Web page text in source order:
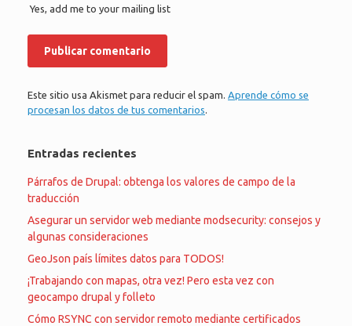
Yes, add me to your mailing list
Este sitio usa Akismet para reducir el spam. Aprende cómo se
procesan los datos de tus comentarios
Entradas recientes
Párrafos de Drupal: obtenga los valores de campo de la
traducción
Asegurar un servidor web mediante modsecurity: consejos y
algunas consideraciones
GeoJson país límites datos para TODOS!
¡Trabajando con mapas, otra vez! Pero esta vez con
geocampo drupal y folleto
Cómo RSYNC con servidor remoto mediante certificados